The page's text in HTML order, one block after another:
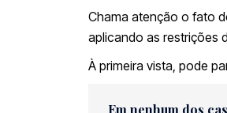
Chama atenção o fato
aplicando as restrições
À primeira vista, pode
Em nenhum dos